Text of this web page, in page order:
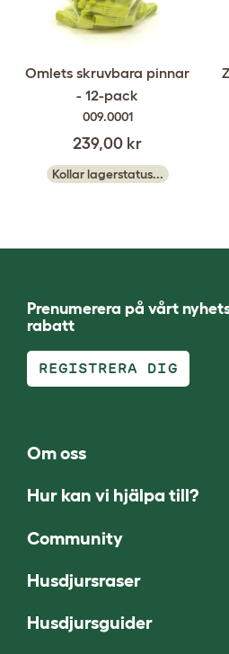
Omlets skruvbara pinnar
- 12-pack
009.0001
239,00 kr
Kollar lagerstatus...
Prenumerera på vårt
rabatt
REGISTRERA DIG
Om oss
Hur kan vi hjälpa till?
Community
Husdjursraser
Husdjursguider